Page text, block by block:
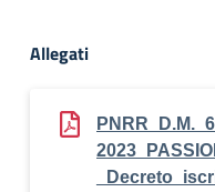
Allegati